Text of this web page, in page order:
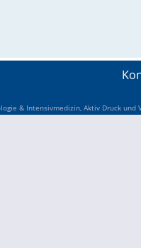
& Intensivmedizin, Aktiv Druck und